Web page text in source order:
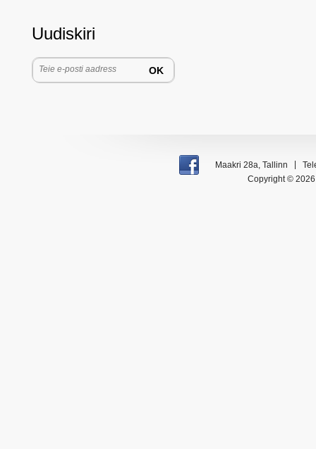
Uudiskiri
Maakri 28a, Tallinn
Copyright ©